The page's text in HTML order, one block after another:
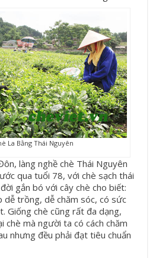
La Bằng Thái Nguyên
làng nghề chè Thái Nguyên
qua tuổi 78, với chè sạch thái
gắn bó với cây chè cho biết:
dễ trồng, dễ chăm sóc, có sức
Giống chè cũng rất đa dạng,
chè mà người ta có cách chăm
nhưng đều phải đạt tiêu chuẩn